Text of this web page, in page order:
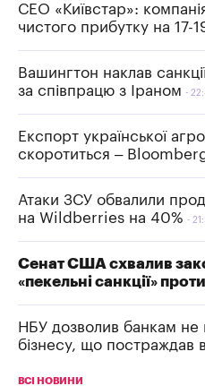
СЕО «Київстар»:
чистого прибутку на 17-
Вашингтон наклав
за співпрацю з Іраном
Експорт української
скоротиться –
Атаки ЗСУ обвалили
на Wildberries на 40%
Сенат США схвалив
«пекельні санкції»
НБУ дозволив банкам не
бізнесу, що постраждав
ВСІ НОВИНИ